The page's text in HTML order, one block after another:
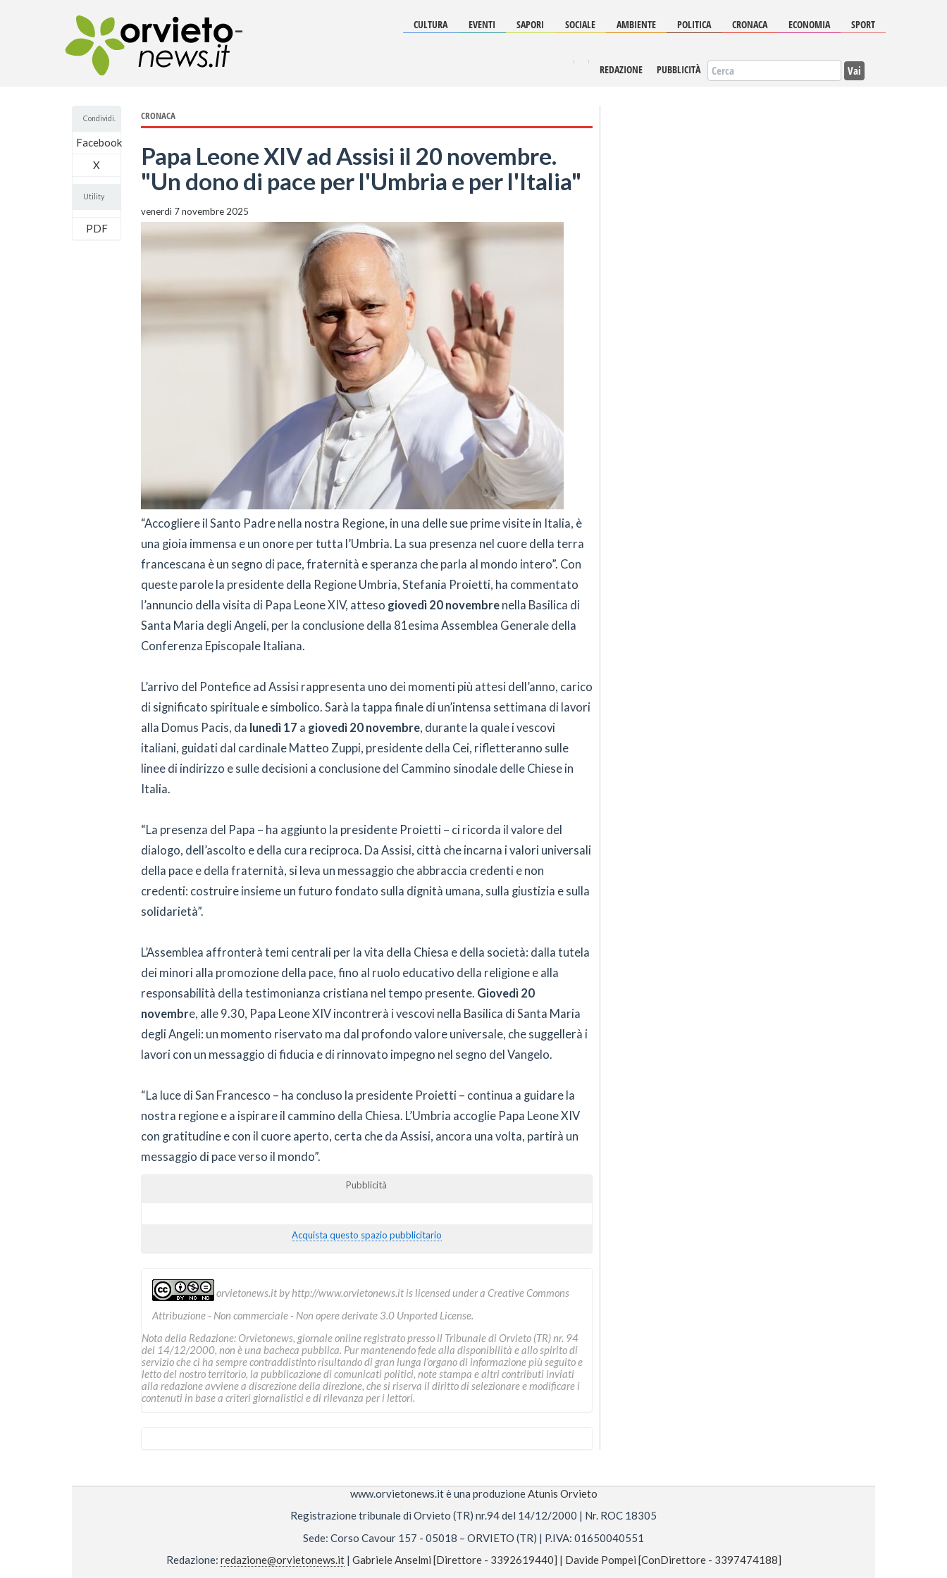
- CULTURA EVENTI SAPORI SOCIALE AMBIENTE POLITICA CRONACA ECONOMIA SPORT
REDAZIONE PUBBLICITÀ Vai
Condividi.
Facebook
X
Utility
PDF
CRONACA
Papa Leone XIV ad Assisi il 20 novembre.
"Un dono di pace per l'Umbria e per l'Italia"
venerdì 7 novembre 2025
“Accogliere il Santo Padre nella nostra Regione, in una delle sue prime visite in Italia, è
una gioia immensa e un onore per tutta l’Umbria. La sua presenza nel cuore della terra
francescana è un segno di pace, fraternità e speranza che parla al mondo intero”. Con
queste parole la presidente della Regione Umbria, Stefania Proietti, ha commentato
l’annuncio della visita di Papa Leone XIV, atteso giovedì 20 novembrenella Basilica di
Santa Maria degli Angeli, per la conclusione della 81esima Assemblea Generale della
Conferenza Episcopale Italiana.
L’arrivo del Pontefice ad Assisi rappresenta uno dei momenti più attesi dell’anno, carico
di significato spirituale e simbolico. Sarà la tappa finale di un’intensa settimana di lavori
alla Domus Pacis, da lunedì 17 a giovedì 20 novembre, durante la quale i vescovi
italiani, guidati dal cardinale Matteo Zuppi, presidente della Cei, rifletteranno sulle
linee di indirizzo e sulle decisioni a conclusione del Cammino sinodale delle Chiese in
Italia.
“La presenza del Papa – ha aggiunto la presidente Proietti – ci ricorda il valore del
dialogo, dell’ascolto e della cura reciproca. Da Assisi, città che incarna i valori universali
della pace e della fraternità, si leva un messaggio che abbraccia credenti e non
credenti: costruire insieme un futuro fondato sulla dignità umana, sulla giustizia e sulla
solidarietà”.
L’Assemblea affronterà temi centrali per la vita della Chiesa e della società: dalla tutela
dei minori alla promozione della pace, fino al ruolo educativo della religione e alla
responsabilità della testimonianza cristiana nel tempo presente. Giovedì 20
novembre, alle 9.30, Papa Leone XIV incontrerà i vescovi nella Basilica di Santa Maria
degli Angeli: un momento riservato ma dal profondo valore universale, che suggellerà i
lavori con un messaggio di fiducia e di rinnovato impegno nel segno del Vangelo.
“La luce di San Francesco – ha concluso la presidente Proietti – continua a guidare la
nostra regione e a ispirare il cammino della Chiesa. L’Umbria accoglie Papa Leone XIV
con gratitudine e con il cuore aperto, certa che da Assisi, ancora una volta, partirà un
messaggio di pace verso il mondo”.
Pubblicità
Acquista questo spazio pubblicitario
orvietonews.itby http://www.orvietonews.itis licensed under a Creative Commons
Attribuzione - Non commerciale - Non opere derivate 3.0 Unported License.
Nota della Redazione: Orvietonews, giornale online registrato presso il Tribunale di Orvieto (TR) nr. 94
del 14/12/2000, non è una bacheca pubblica. Pur mantenendo fede alla disponibilità e allo spirito di
servizio che ci ha sempre contraddistinto risultando di gran lunga l’organo di informazione più seguito e
letto del nostro territorio, la pubblicazione di comunicati politici, note stampa e altri contributi inviati
alla redazione avviene a discrezione della direzione, che si riserva il diritto di selezionare e modificare i
contenuti in base a criteri giornalistici e di rilevanza per i lettori.
www.orvietonews.it è una produzione Atunis Orvieto
Registrazione tribunale di Orvieto (TR) nr.94 del 14/12/2000 | Nr. ROC 18305
Sede: Corso Cavour 157 - 05018 – ORVIETO (TR) | P.IVA: 01650040551
Redazione: redazione@orvietonews.it| Gabriele Anselmi [Direttore - 3392619440] | Davide Pompei [ConDirettore - 3397474188]